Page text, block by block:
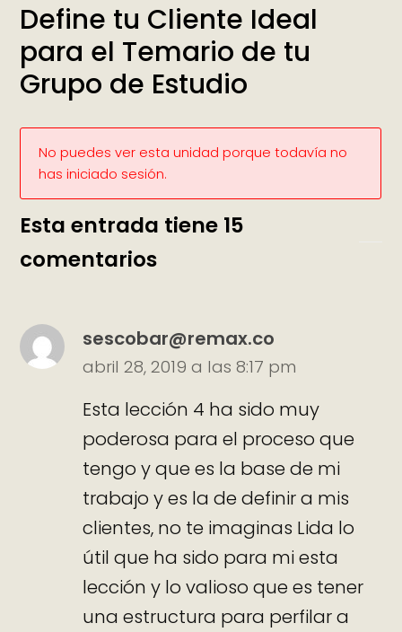
Define tu Cliente Ideal
para el Temario de tu
Grupo de Estudio
No puedes ver esta unidad porque todavía no
has iniciado sesión.
Esta entrada tiene 15
comentarios
sescobar@remax.co
abril 28, 2019 a las 8:17 pm
Esta lección 4 ha sido muy
poderosa para el proceso que
tengo y que es la base de mi
trabajo y es la de definir a mis
clientes, no te imaginas Lida lo
útil que ha sido para mi esta
lección y lo valioso que es tener
una estructura para perfilar a